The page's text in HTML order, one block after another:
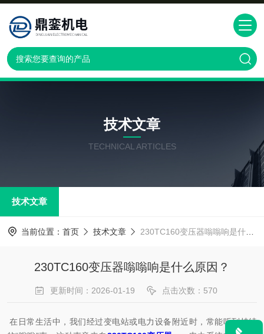
技术文章
TECHNICAL ARTICLES
技术文章
当前位置： 首页 技术文章 230TC160变压器嗡嗡响是什么原因？
230TC160变压器嗡嗡响是什么原因？
更新时间：2026-01-19 点击次数：570
在日常生活中，我们经过变电站或电力设备附近时，常能听到持续